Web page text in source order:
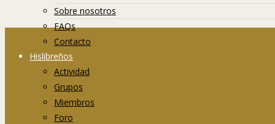
Sobre nosotros
FAQs
Contacto
Hislibreños
Actividad
Grupos
Miembros
Foro